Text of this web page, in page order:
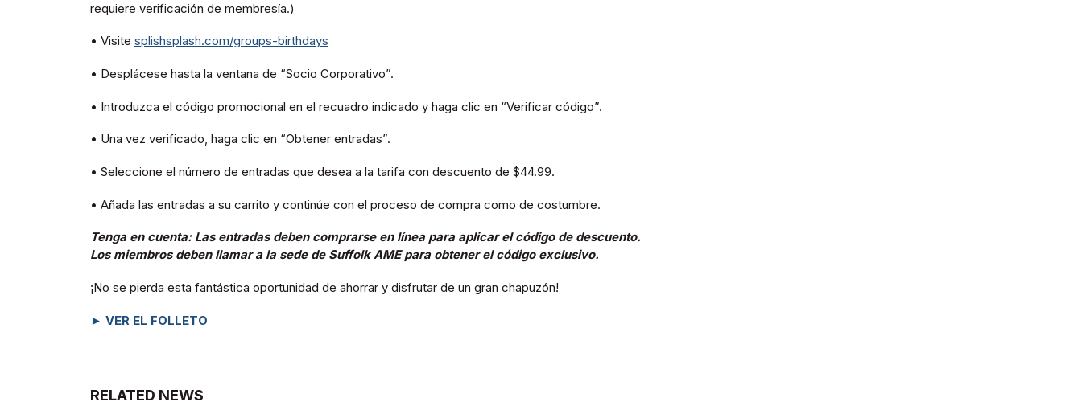
requiere verificación de membresía.)
• Visite splishsplash.com/groups-birthdays
• Desplácese hasta la ventana de “Socio Corporativo”.
• Introduzca el código promocional en el recuadro indicado y haga clic en “Verificar código”.
• Una vez verificado, haga clic en “Obtener entradas”.
• Seleccione el número de entradas que desea a la tarifa con descuento de $44.99.
• Añada las entradas a su carrito y continúe con el proceso de compra como de costumbre.
Tenga en cuenta: Las entradas deben comprarse en línea para aplicar el código de descuento.
Los miembros deben llamar a la sede de Suffolk AME para obtener el código exclusivo.
¡No se pierda esta fantástica oportunidad de ahorrar y disfrutar de un gran chapuzón!
► VER EL FOLLETO
RELATED NEWS